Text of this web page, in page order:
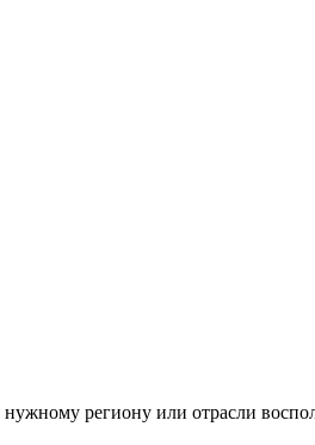
региону или отрасли